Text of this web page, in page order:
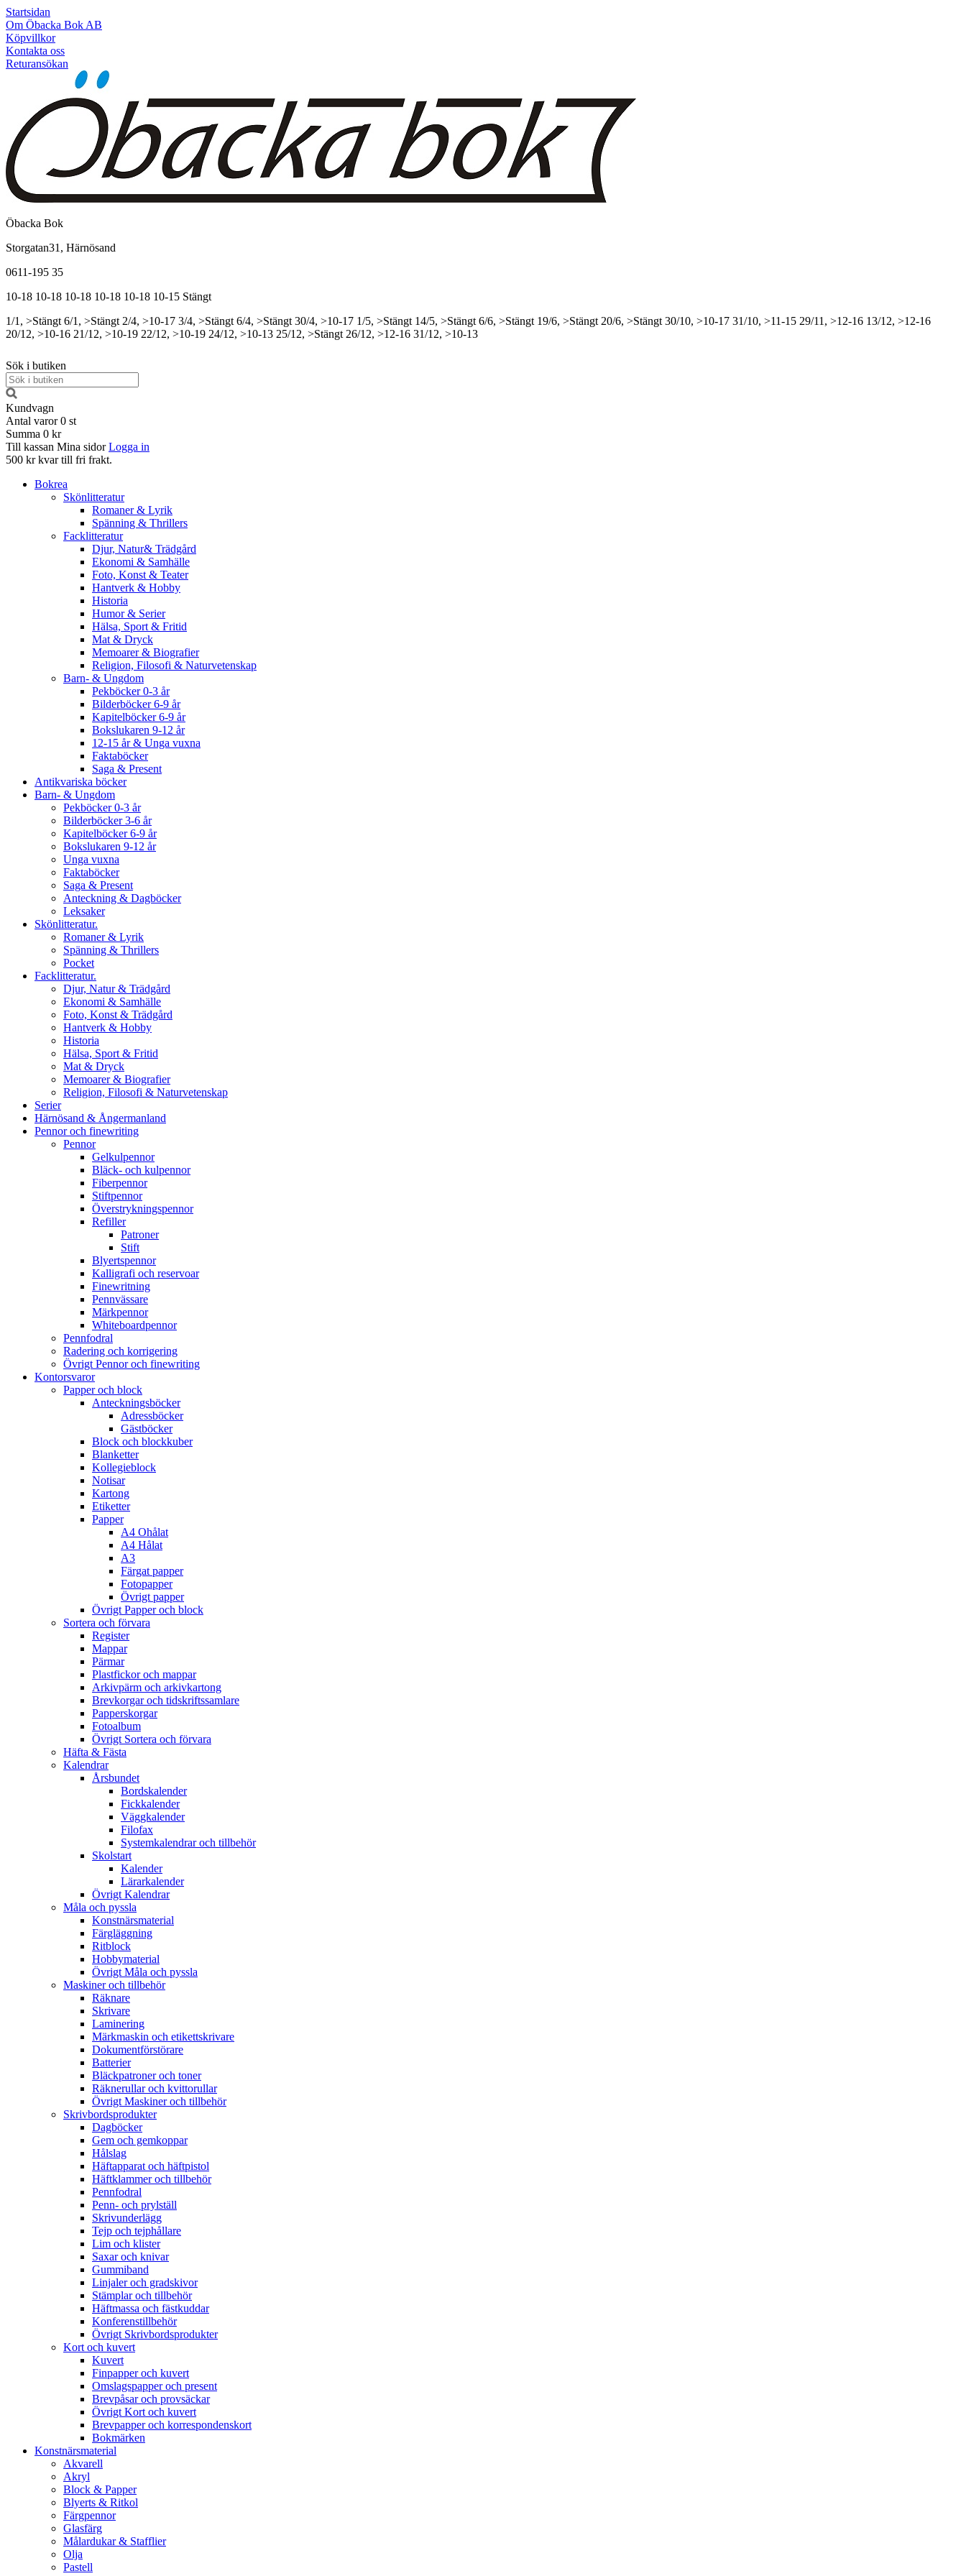
Startsidan
Om Öbacka Bok AB
Köpvillkor
Kontakta oss
Returansökan
Öbacka Bok
Storgatan31, Härnösand
0611-195 35
10-18 10-18 10-18 10-18 10-18 10-15 Stängt
1/1, >Stängt 6/1, >Stängt 2/4, >10-17 3/4, >Stängt 6/4, >Stängt 30/4, >10-17 1/5, >Stängt 14/5, >Stängt 6/6, >Stängt 19/6, >Stängt 20/6, >Stängt 30/10, >10-17 31/10, >11-15 29/11, >12-16 13/12, >12-16
20/12, >10-16 21/12, >10-19 22/12, >10-19 24/12, >10-13 25/12, >Stängt 26/12, >12-16 31/12, >10-13
Sök i butiken
Kundvagn
Antal varor 0 st
Summa 0 kr
Till kassan Mina sidor Logga in
500 kr kvar till fri frakt.
Bokrea
Skönlitteratur
Romaner & Lyrik
Spänning & Thrillers
Facklitteratur
Djur, Natur& Trädgård
Ekonomi & Samhälle
Foto, Konst & Teater
Hantverk & Hobby
Historia
Humor & Serier
Hälsa, Sport & Fritid
Mat & Dryck
Memoarer & Biografier
Religion, Filosofi & Naturvetenskap
Barn- & Ungdom
Pekböcker 0-3 år
Bilderböcker 6-9 år
Kapitelböcker 6-9 år
Bokslukaren 9-12 år
12-15 år & Unga vuxna
Faktaböcker
Saga & Present
Antikvariska böcker
Barn- & Ungdom
Pekböcker 0-3 år
Bilderböcker 3-6 år
Kapitelböcker 6-9 år
Bokslukaren 9-12 år
Unga vuxna
Faktaböcker
Saga & Present
Anteckning & Dagböcker
Leksaker
Skönlitteratur.
Romaner & Lyrik
Spänning & Thrillers
Pocket
Facklitteratur.
Djur, Natur & Trädgård
Ekonomi & Samhälle
Foto, Konst & Trädgård
Hantverk & Hobby
Historia
Hälsa, Sport & Fritid
Mat & Dryck
Memoarer & Biografier
Religion, Filosofi & Naturvetenskap
Serier
Härnösand & Ångermanland
Pennor och finewriting
Pennor
Gelkulpennor
Bläck- och kulpennor
Fiberpennor
Stiftpennor
Överstrykningspennor
Refiller
Patroner
Stift
Blyertspennor
Kalligrafi och reservoar
Finewritning
Pennvässare
Märkpennor
Whiteboardpennor
Pennfodral
Radering och korrigering
Övrigt Pennor och finewriting
Kontorsvaror
Papper och block
Anteckningsböcker
Adressböcker
Gästböcker
Block och blockkuber
Blanketter
Kollegieblock
Notisar
Kartong
Etiketter
Papper
A4 Ohålat
A4 Hålat
A3
Färgat papper
Fotopapper
Övrigt papper
Övrigt Papper och block
Sortera och förvara
Register
Mappar
Pärmar
Plastfickor och mappar
Arkivpärm och arkivkartong
Brevkorgar och tidskriftssamlare
Papperskorgar
Fotoalbum
Övrigt Sortera och förvara
Häfta & Fästa
Kalendrar
Årsbundet
Bordskalender
Fickkalender
Väggkalender
Filofax
Systemkalendrar och tillbehör
Skolstart
Kalender
Lärarkalender
Övrigt Kalendrar
Måla och pyssla
Konstnärsmaterial
Färgläggning
Ritblock
Hobbymaterial
Övrigt Måla och pyssla
Maskiner och tillbehör
Räknare
Skrivare
Laminering
Märkmaskin och etikettskrivare
Dokumentförstörare
Batterier
Bläckpatroner och toner
Räknerullar och kvittorullar
Övrigt Maskiner och tillbehör
Skrivbordsprodukter
Dagböcker
Gem och gemkoppar
Hålslag
Häftapparat och häftpistol
Häftklammer och tillbehör
Pennfodral
Penn- och prylställ
Skrivunderlägg
Tejp och tejphållare
Lim och klister
Saxar och knivar
Gummiband
Linjaler och gradskivor
Stämplar och tillbehör
Häftmassa och fästkuddar
Konferenstillbehör
Övrigt Skrivbordsprodukter
Kort och kuvert
Kuvert
Finpapper och kuvert
Omslagspapper och present
Brevpåsar och provsäckar
Övrigt Kort och kuvert
Brevpapper och korrespondenskort
Bokmärken
Konstnärsmaterial
Akvarell
Akryl
Block & Papper
Blyerts & Ritkol
Färgpennor
Glasfärg
Målardukar & Stafflier
Olja
Pastell